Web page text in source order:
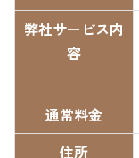
弊社サービス内
容
通常料金
住所